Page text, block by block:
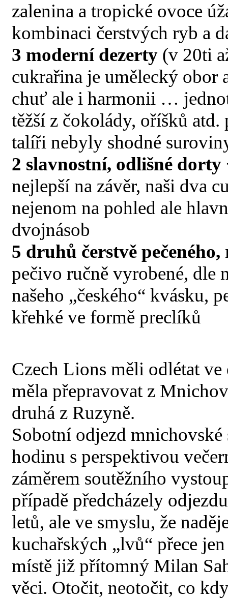
zalenina a tropické ovoce
kombinaci čerstvých ryb a
3 moderní dezerty (v 20ti
cukrařina je umělecký obor
chuť ale i harmonii …
těžší z čokolády, oříšků
talíři nebyly shodné
2 slavnostní, odlišné dorty
nejlepší na závěr, naši dva
nejenom na pohled ale
dvojnásob
5 druhů čerstvě
pečivo ručně vyrobené, dle
našeho „českého“ kvásku,
křehké ve formě preclíků
Czech Lions měli odlétat
měla přepravovat z
druhá z Ruzyně.
Sobotní odjezd
hodinu s perspektivou
záměrem soutěžního
případě předcházely
letů, ale ve smyslu, že
kuchařských „lvů“ přece
místě již přítomný Milan
věci. Otočit, neotočit, co